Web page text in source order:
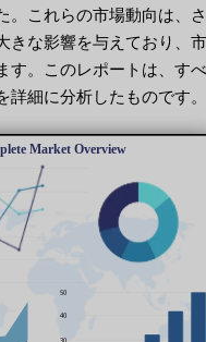
。これらの市場動向は、
きな影響を与えており、
す。このレポートは、す
詳細に分析したものです。